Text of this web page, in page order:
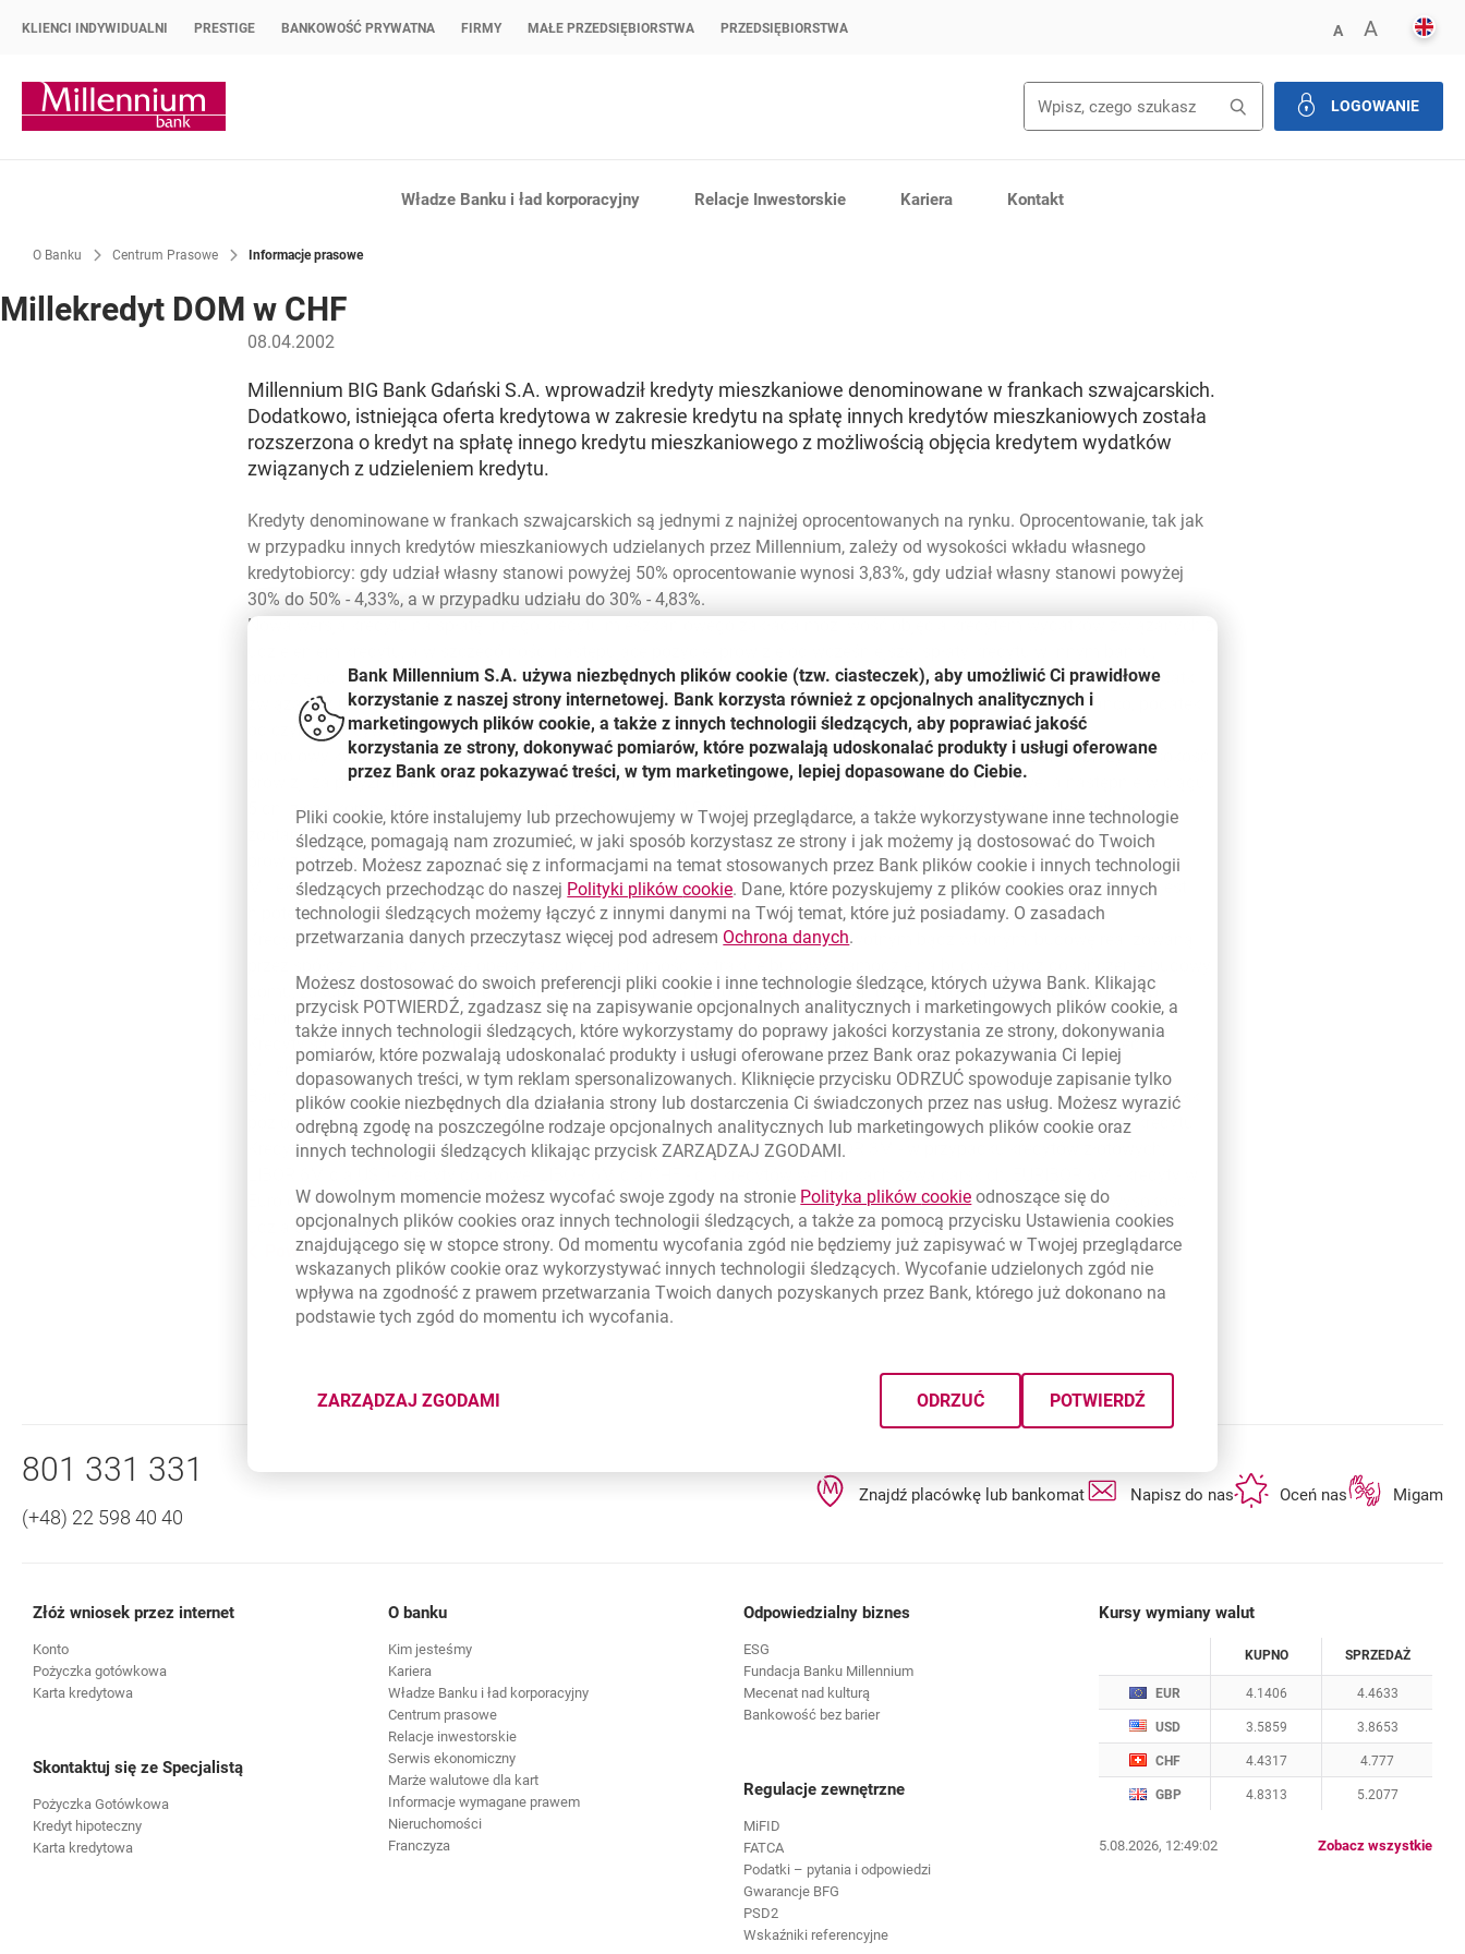
KLIENCI INDYWIDUALNI PRESTIGE BANKOWOŚĆ PRYWATNA FIRMY MAŁE PRZEDSIĘBIORSTWA PRZEDSIĘBIORSTWA AZMNIEJSZ FONT
A
Strona główna Bank Millennium
WyszukajLOGOWANIE
Władze Banku i ład korporacyjny Relacje Inwestorskie Kariera Kontakt
O Banku Centrum Prasowe Informacje prasowe
Millekredyt DOM w CHF
08.04.2002
Millennium BIG Bank Gdański S.A. wprowadził kredyty mieszkaniowe denominowane w frankach szwajcarskich.
Dodatkowo, istniejąca oferta kredytowa w zakresie kredytu na spłatę innych kredytów mieszkaniowych została
rozszerzona o kredyt na spłatę innego kredytu mieszkaniowego z możliwością objęcia kredytem wydatków
związanych z udzieleniem kredytu.
Kredyty denominowane w frankach szwajcarskich są jednymi z najniżej oprocentowanych na rynku. Oprocentowanie, tak jak
w przypadku innych kredytów mieszkaniowych udzielanych przez Millennium, zależy od wysokości wkładu własnego
kredytobiorcy: gdy udział własny stanowi powyżej 50% oprocentowanie wynosi 3,83%, gdy udział własny stanowi powyżej
30% do 50% - 4,33%, a w przypadku udziału do 30% - 4,83%.
Nowa wersja kredytu na spłatę innego kredytu mieszkaniowego zakłada możliwość objęcia kredytem wydatków związanych z
prowizję od udzielenia nowego kredytu w banku, opłaty z tytułu wyceny / kontroli inwestycji (zleconych przez Bank), wydatki
związane z ustanowieniem zabezpieczeń (w tym m.in. opłatę skarbową od wystawienia weksla własnego in blanco, podatek
od czynności cywilnoprawnych i opłatę sądową w związku z ustanowieniem hipoteki).
Do polowy kwietnia trwa kampania reklamowa kredytów mieszkaniowych. Na czas akcji promocyjnej Bank obniżył wysokość
prowizji za przyznanie kredytu. Klienci, którzy w trakcie trwania kampanii dokonają symulacji kredytowej a następnie w ciągu
5 dni złożą kompletny wniosek o kredyt zapłacą jedynie 0,5% prowizji od wartości zaciągniętego kredytu. Jeśli wniosek
zostanie złożony w przeciągu 10 dni będzie to prowizja w wysokości 1% wartości zaciągniętego kredytu. Standardowa
prowizja pobierana przez Bank wynosi 1,5%.
MilleKredyt DOM jest pakietem kredytów przeznaczonych na cele mieszkaniowe, których docelowym zabezpieczeniem jest
hipoteka.
Kredyt udzielany jest z przeznaczeniem na: zakup nieruchomości na rynku pierwotnym bądź wtórnym, budowę realizowaną
domu, zakup działki budowlanej, spłatę/refinansowanie innego kredytu mieszkaniowego, modernizację, rozbudowę lub
remont domu bądź mieszkania.
Kredyty są udzielane w złotówkach, dolarach amerykańskich, Euro oraz frankach szwajcarskich i są dostępne w sieci
Millennium oraz w oddziałach BIG Banku GDAŃSKIEGO.
Bank oferuje kredytobiorcom korzystne warunki kredytowe: długi okres finansowania (do 30 lat), niskie oprocentowanie, niski
poziom udziału środków własnych - 20% lub 10%, brak opłat za rozpatrzenie wniosku i możliwość przewalutowania kredytu.
Kredyt oprocentowany jest według zmiennej stopy procentowej opartej o: WIBOR 3M - w przypadku kredytów złotowych,
Euro oraz według stopy referencyjnej powiększonej o marżę banku. Oprocentowanie kredytu jest uzależnione od wysokości
udziału własnego Klienta. Bank oferuje możliwość stałego oprocentowania kredytu przez pierwsze 12 miesięcy.
Powrót do listy
Nawigacja dolna
Zadzwoń do nas
801 331 331
(+48) 22 598 40 40
Znajdź placówkę lub bankomatotwiera się w nowej karcie
Napisz do nasotwiera się w nowej karcie
Oceń nasotwiera się w
Migam
Złóż wniosek przez internet
Konto
Pożyczka gotówkowa
Karta kredytowa
Skontaktuj się ze Specjalistą
Pożyczka Gotówkowa
Kredyt hipoteczny
Karta kredytowa
O banku
Kim jesteśmy
Kariera
Władze Banku i ład korporacyjny
Centrum prasowe
Relacje inwestorskie
Serwis ekonomiczny
Marże walutowe dla kart
Informacje wymagane prawem
Nieruchomości
Franczyza
Kursy wymiany walut
Kursy wymiany walut. Data aktualizacji:
KUPNO SPRZEDAŻ
EUR 4.1406 4.4633
USD 3.5859 3.8653
CHF 4.4317 4.777
GBP 4.8313 5.2077
5.08.2026, 12:49:02 Zobacz wszystkie
Odpowiedzialny biznes
ESG
Fundacja Banku Millennium
Mecenat nad kulturą
Bankowość bez barier
Regulacje zewnętrzne
MiFID
FATCA
Podatki – pytania i odpowiedzi
Gwarancje BFG
PSD2
Wskaźniki referencyjne
Bank Millennium S.A. używa niezbędnych plikówcookie (tzw. ciasteczek), aby umożliwić Ci prawidłowe
korzystanie z naszej strony internetowej. Bank korzysta również z opcjonalnych analitycznych i
marketingowych plików cookie, a także z innych technologii śledzących, aby poprawiać jakość
korzystania ze strony, dokonywać pomiarów, które pozwalają udoskonalać produkty i usługi oferowane
przez Bank oraz pokazywać treści, w tym marketingowe, lepiej dopasowane do Ciebie.
Plikicookie, które instalujemy lub przechowujemy w Twojej przeglądarce, a także wykorzystywane inne technologie
śledzące, pomagają nam zrozumieć, w jaki sposób korzystasz ze strony i jak możemy ją dostosować do Twoich
potrzeb. Możesz zapoznać się z informacjami na temat stosowanych przez Bank plikówcookie i innych technologii
śledzących przechodząc do naszej Polityki plikówcookielink otwiera się w nowym oknie
. Dane, które pozyskujemy z plikówcookies oraz innych
technologii śledzących możemy łączyć z innymi danymi na Twój temat, które już posiadamy. O zasadach
przetwarzania danych przeczytasz więcej pod adresem Ochrona danychlink otwiera się w nowym oknie
.
Możesz dostosować do swoich preferencji plikicookie i inne technologie śledzące, których używa Bank. Klikając
przycisk POTWIERDŹ, zgadzasz się na zapisywanie opcjonalnych analitycznych i marketingowych plikówcookie, a
także innych technologii śledzących, które wykorzystamy do poprawy jakości korzystania ze strony, dokonywania
pomiarów, które pozwalają udoskonalać produkty i usługi oferowane przez Bank oraz pokazywania Ci lepiej
dopasowanych treści, w tym reklam spersonalizowanych. Kliknięcie przycisku ODRZUĆ spowoduje zapisanie tylko
plikówcookie niezbędnych dla działania strony lub dostarczenia Ci świadczonych przez nas usług. Możesz wyrazić
odrębną zgodę na poszczególne rodzaje opcjonalnych analitycznych lub marketingowych plikówcookie oraz
innych technologii śledzących klikając przycisk ZARZĄDZAJ ZGODAMI.
W dowolnym momencie możesz wycofać swoje zgody na stronie Polityka plikówcookielink otwiera się w nowym oknie
odnoszące się do
opcjonalnych plikówcookies oraz innych technologii śledzących, a także za pomocą przycisku Ustawieniacookies
znajdującego się w stopce strony. Od momentu wycofania zgód nie będziemy już zapisywać w Twojej przeglądarce
wskazanych plikówcookie oraz wykorzystywać innych technologii śledzących. Wycofanie udzielonych zgód nie
wpływa na zgodność z prawem przetwarzania Twoich danych pozyskanych przez Bank, którego już dokonano na
podstawie tych zgód do momentu ich wycofania.
ZARZĄDZAJ ZGODAMI
DOTYCZĄCYMI PLIKÓW
ODRZUĆ POTWIERDŹ